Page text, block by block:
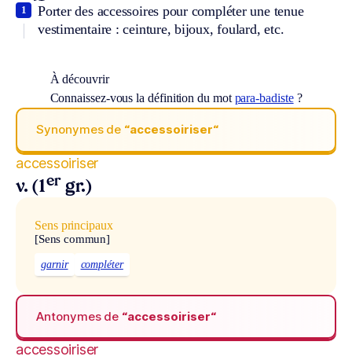
Porter des accessoires pour compléter une tenue
vestimentaire : ceinture, bijoux, foulard, etc.
1
À découvrir
Connaissez-vous la définition du mot para-badiste?
Synonymes de “accessoiriser“
accessoiriser
v. (1er gr.)
Sens principaux
[Sens commun]
garnir compléter
Antonymes de “accessoiriser“
accessoiriser